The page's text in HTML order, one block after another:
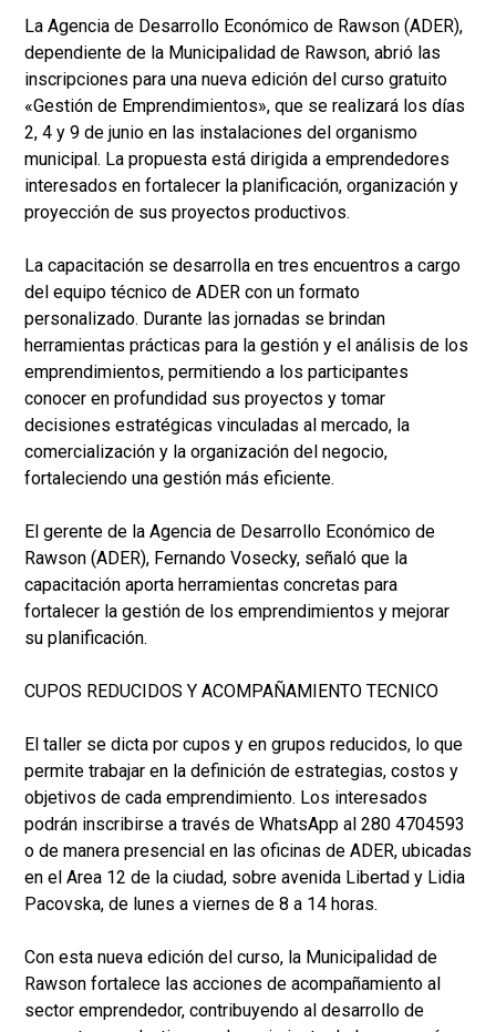
La Agencia de Desarrollo Económico de Rawson (ADER),
dependiente de la Municipalidad de Rawson, abrió las
inscripciones para una nueva edición del curso gratuito
«Gestión de Emprendimientos», que se realizará los días
2, 4 y 9 de junio en las instalaciones del organismo
municipal. La propuesta está dirigida a emprendedores
interesados en fortalecer la planificación, organización y
proyección de sus proyectos productivos.
La capacitación se desarrolla en tres encuentros a cargo
del equipo técnico de ADER con un formato
personalizado. Durante las jornadas se brindan
herramientas prácticas para la gestión y el análisis de los
emprendimientos, permitiendo a los participantes
conocer en profundidad sus proyectos y tomar
decisiones estratégicas vinculadas al mercado, la
comercialización y la organización del negocio,
fortaleciendo una gestión más eficiente.
El gerente de la Agencia de Desarrollo Económico de
Rawson (ADER), Fernando Vosecky, señaló que la
capacitación aporta herramientas concretas para
fortalecer la gestión de los emprendimientos y mejorar
su planificación.
CUPOS REDUCIDOS Y ACOMPAÑAMIENTO TECNICO
El taller se dicta por cupos y en grupos reducidos, lo que
permite trabajar en la definición de estrategias, costos y
objetivos de cada emprendimiento. Los interesados
podrán inscribirse a través de WhatsApp al 280 4704593
o de manera presencial en las oficinas de ADER, ubicadas
en el Area 12 de la ciudad, sobre avenida Libertad y Lidia
Pacovska, de lunes a viernes de 8 a 14 horas.
Con esta nueva edición del curso, la Municipalidad de
Rawson fortalece las acciones de acompañamiento al
sector emprendedor, contribuyendo al desarrollo de